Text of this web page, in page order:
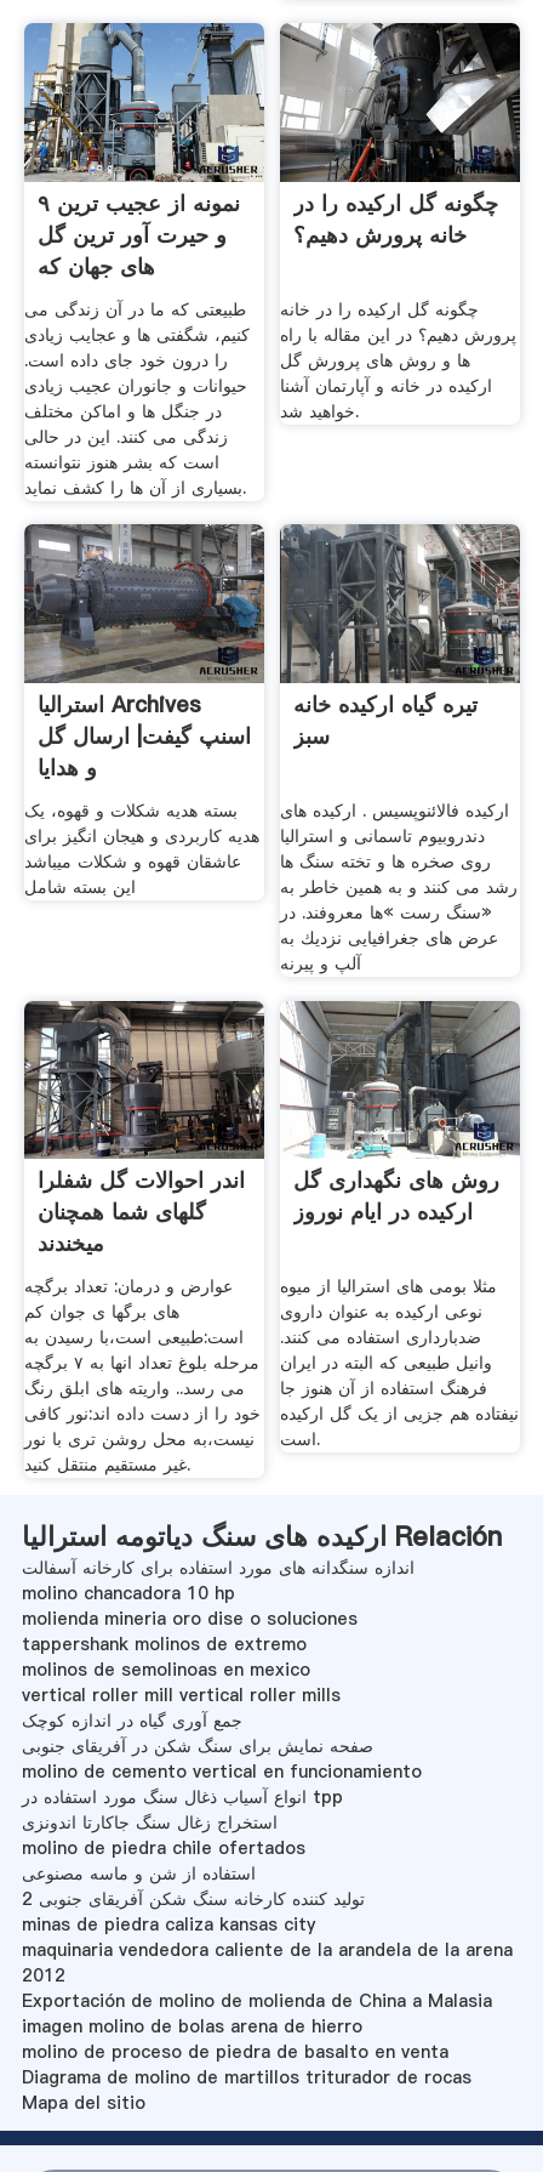
۹ نمونه از عجیب ترین
و حیرت آور ترین گل
های جهان که
طبیعتی که ما در آن زندگی می
کنیم، شگفتی ها و عجایب زیادی
را درون خود جای داده است.
حیوانات و جانوران عجیب زیادی
در جنگل ها و اماکن مختلف
زندگی می کنند. این در حالی
است که بشر هنوز نتوانسته
بسیاری از آن ها را کشف نماید.
چگونه گل ارکیده را در
خانه پرورش دهیم؟
چگونه گل ارکیده را در خانه
پرورش دهیم؟ در این مقاله با راه
ها و روش های پرورش گل
ارکیده در خانه و آپارتمان آشنا
خواهید شد.
استرالیا Archives
اسنپ گیفت| ارسال گل
و هدایا
بسته هدیه شکلات و قهوه، یک
هدیه کاربردی و هیجان انگیز برای
عاشقان قهوه و شکلات میباشد
این بسته شامل
تیره گیاه ارکیده خانه
سبز
ارکیده فالائنوپسیس . اركیده های
دندروبیوم تاسمانی و استرالیا
روی صخره ها و تخته سنگ ها
رشد می كنند و به همین خاطر به
«سنگ رست »ها معروفند. در
عرض های جغرافیایی نزدیك به
آلپ و پیرنه
اندر احوالات گل شفلرا
گلهای شما همچنان
میخندند
عوارض و درمان: تعداد برگچه
های برگها ی جوان کم
است:طبیعی است،با رسیدن به
مرحله بلوغ تعداد انها به ۷ برگچه
می رسد.. واریته های ابلق رنگ
خود را از دست داده اند:نور کافی
نیست،به محل روشن تری با نور
غیر مستقیم منتقل کنید.
روش های نگهداری گل
ارکیده در ایام نوروز
مثلا بومی های استرالیا از میوه
نوعی ارکیده به عنوان داروی
ضدبارداری استفاده می کنند.
وانیل طبیعی که البته در ایران
فرهنگ استفاده از آن هنوز جا
نیفتاده هم جزیی از یک گل ارکیده
است.
ارکیده های سنگ دیاتومه استرالیا Relación
اندازه سنگدانه های مورد استفاده برای کارخانه آسفالت
molino chancadora 10 hp
molienda mineria oro dise o soluciones
tappershank molinos de extremo
molinos de semolinoas en mexico
vertical roller mill vertical roller mills
جمع آوری گیاه در اندازه کوچک
صفحه نمایش برای سنگ شکن در آفریقای جنوبی
molino de cemento vertical en funcionamiento
انواع آسیاب ذغال سنگ مورد استفاده در tpp
استخراج زغال سنگ جاکارتا اندونزی
molino de piedra chile ofertados
استفاده از شن و ماسه مصنوعی
تولید کننده کارخانه سنگ شکن آفریقای جنوبی 2
minas de piedra caliza kansas city
maquinaria vendedora caliente de la arandela de la arena
2012
Exportación de molino de molienda de China a Malasia
imagen molino de bolas arena de hierro
molino de proceso de piedra de basalto en venta
Diagrama de molino de martillos triturador de rocas
Mapa del sitio